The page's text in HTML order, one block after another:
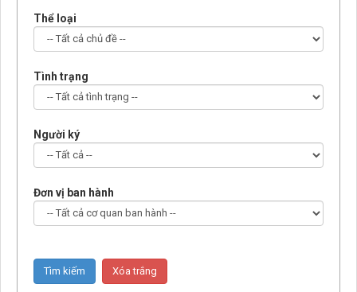
Thể loại
Tình trạng
Người ký
Đơn vị ban hành